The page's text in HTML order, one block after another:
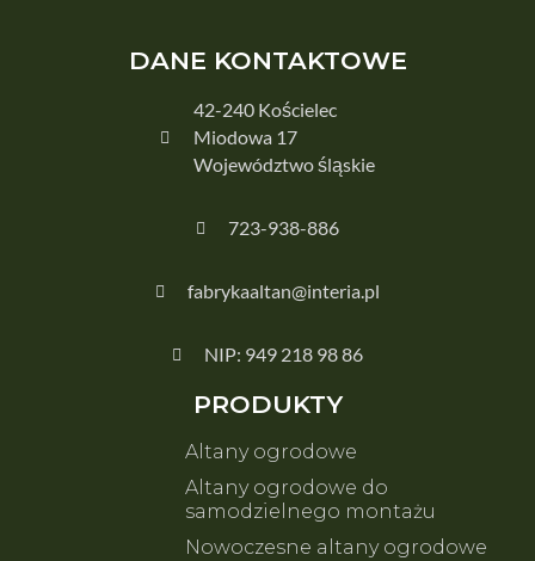
DANE KONTAKTOWE
42-240 Kościelec
Miodowa 17
Województwo śląskie
723-938-886
fabrykaaltan@interia.pl
NIP: 949 218 98 86
PRODUKTY
Altany ogrodowe
Altany ogrodowe do
samodzielnego montażu
Nowoczesne altany ogrodowe